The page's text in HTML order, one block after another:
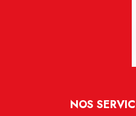
NOS